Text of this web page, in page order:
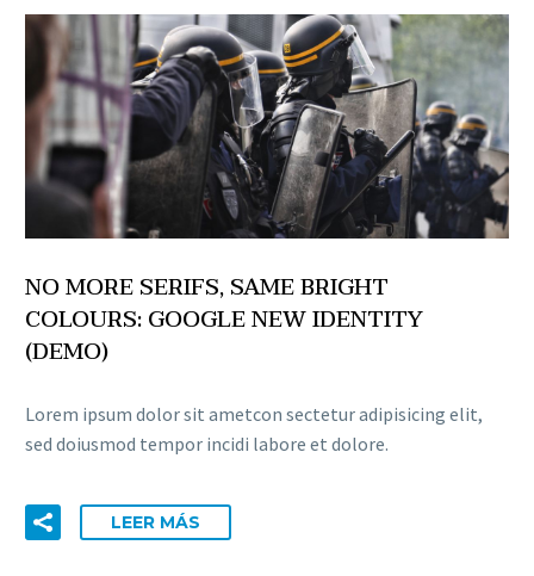
NO MORE SERIFS, SAME BRIGHT
COLOURS: GOOGLE NEW IDENTITY
(DEMO)
Lorem ipsum dolor sit ametcon sectetur adipisicing elit,
sed doiusmod tempor incidi labore et dolore.
LEER MÁS